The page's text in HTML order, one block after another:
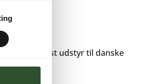
– robust udstyr til danske